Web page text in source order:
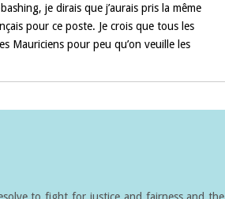
je dirais que j’aurais pris la même
pour ce poste. Je crois que tous les
Mauriciens pour peu qu’on veuille les
to fight for justice and fairness and the